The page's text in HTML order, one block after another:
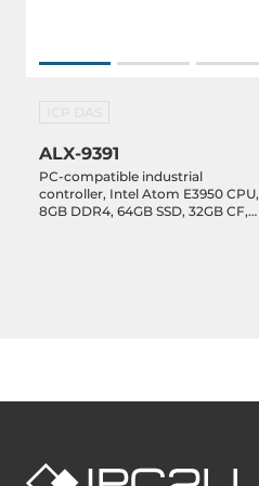
Grafik
Schnitstellen
ALX-9391
PC-compatible industrial
controller, Intel Atom E3950 CPU,
8GB DDR4, 64GB SSD, 32GB CF,